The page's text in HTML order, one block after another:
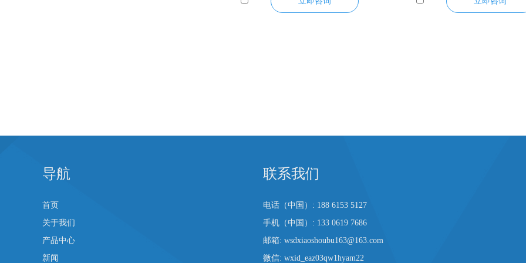
导航
首页
关于我们
产品中心
新闻
联系我们
电话（中国）: 188 6153 5127
手机（中国）: 133 0619 7686
邮箱: wsdxiaoshoubu163@163.com
微信: wxid_eaz03qw1hyam22